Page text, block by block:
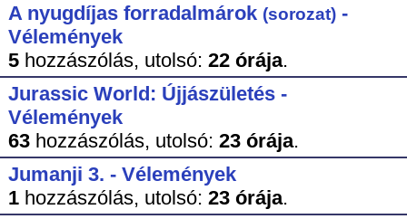
A nyugdíjas forradalmárok (sorozat)-
Vélemények
5hozzászólás, utolsó: 22 órája.
Jurassic World: Újjászületés -
Vélemények
63hozzászólás, utolsó: 23 órája.
Jumanji 3. - Vélemények
1hozzászólás, utolsó: 23 órája.